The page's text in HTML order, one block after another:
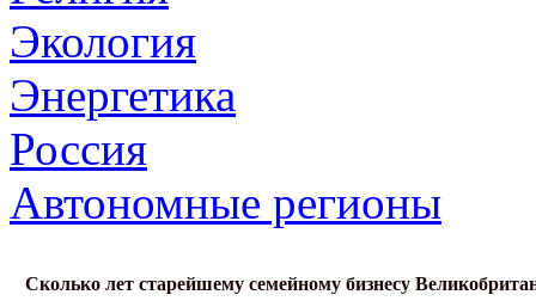
Экология
Энергетика
Россия
Автономные регионы
Сколько лет старейшему семейному бизнесу